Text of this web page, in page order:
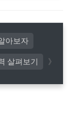
살펴보기
아보자